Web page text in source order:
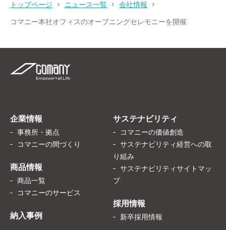
トップページ ニュース一覧 会社情報
コマニー本社オフィスのオープニングセレモニーを開催
企業情報
事務所・拠点
コマニーの間づくり
商品情報
商品一覧
コマニーのサービス
納入事例
サステナビリティ
コマニーの価値創造
サステナビリティ経営への取
り組み
サステナビリティサイトマッ
プ
採用情報
新卒採用情報